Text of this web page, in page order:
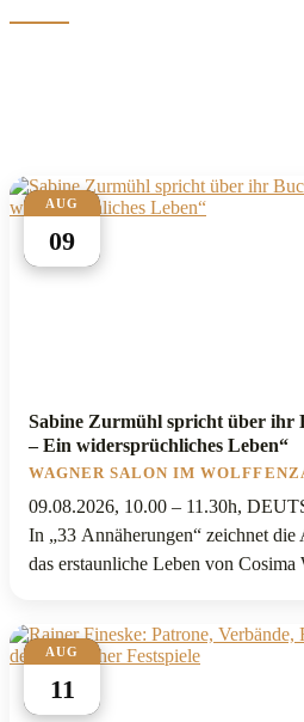
AUG
09
Sabine Zurmühl spricht über ihr
– Ein widersprüchliches Leben“
WAGNER SALON IM
09.08.2026, 10.00 – 11.30h,
In „33 Annäherungen“ zeichnet
das erstaunliche Leben von Cosima
Kultur- und Theatergeschichte.
Cosmopolitin, nahe der
Cosima Wagner lebte ein
AUG
11